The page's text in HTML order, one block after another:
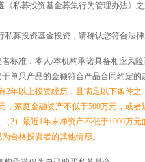
《私募投资基金募集行为管理办法》
私募投资基金投资，请确认您符合法
标准：本人/本机构承诺具备相应风
于单只产品的金额符合产品合同约定的
有2年以上投资经历，且满足以下条件
，家庭金融资产不低于500万元，或
（2）最近1年末净资产不低于1000万
合格投资者的其他情形。